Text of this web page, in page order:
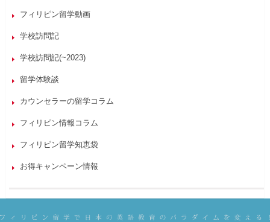
フィリピン留学動画
学校訪問記
学校訪問記(~2023)
留学体験談
カウンセラーの留学コラム
フィリピン情報コラム
フィリピン留学知恵袋
お得キャンペーン情報